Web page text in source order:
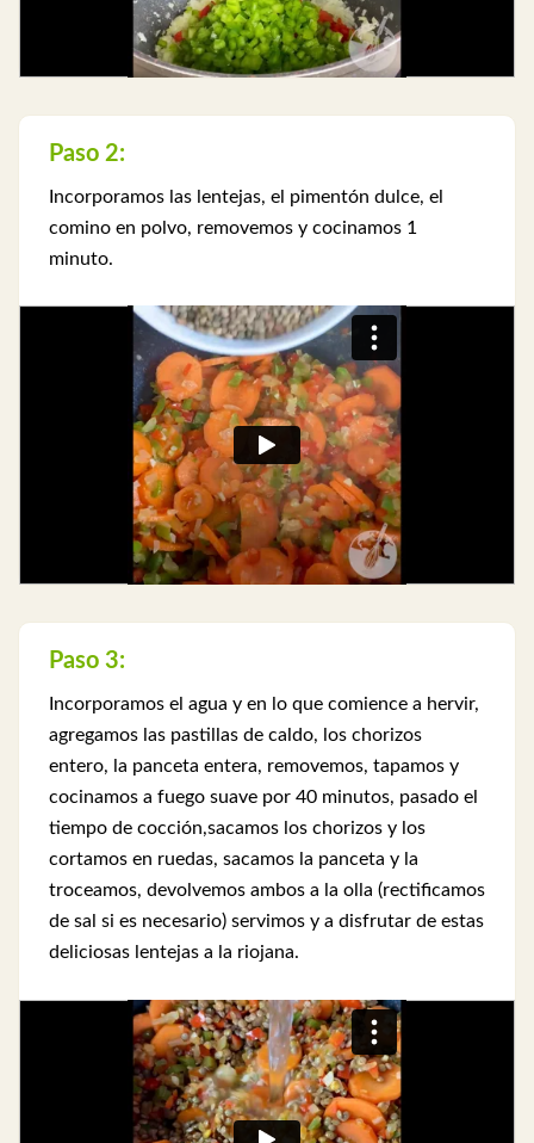
Paso 2:
Incorporamos las lentejas, el pimentón dulce, el
comino en polvo, removemos y cocinamos 1
minuto.
Paso 3:
Incorporamos el agua y en lo que comience a hervir,
agregamos las pastillas de caldo, los chorizos
entero, la panceta entera, removemos, tapamos y
cocinamos a fuego suave por 40 minutos, pasado el
tiempo de cocción,sacamos los chorizos y los
cortamos en ruedas, sacamos la panceta y la
troceamos, devolvemos ambos a la olla (rectificamos
de sal si es necesario) servimos y a disfrutar de estas
deliciosas lentejas a la riojana.